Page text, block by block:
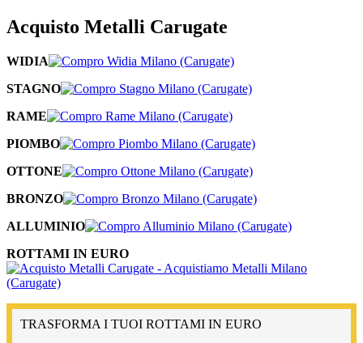
Acquisto Metalli Carugate
WIDIA
STAGNO
RAME
PIOMBO
OTTONE
BRONZO
ALLUMINIO
ROTTAMI IN EURO
TRASFORMA I TUOI ROTTAMI IN EURO